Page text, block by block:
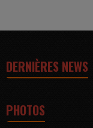
DERNIÈRES NEWS
PHOTOS